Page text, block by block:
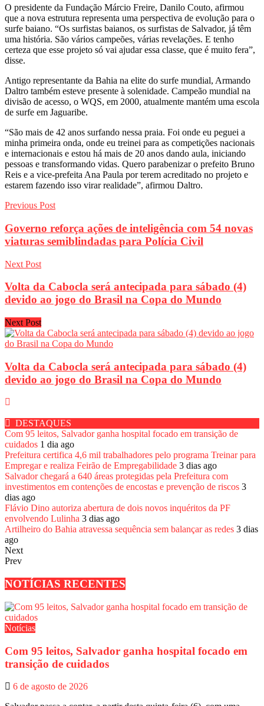
O presidente da Fundação Márcio Freire, Danilo Couto, afirmou
que a nova estrutura representa uma perspectiva de evolução para o
surfe baiano. “Os surfistas baianos, os surfistas de Salvador, já têm
uma história. São vários campeões, várias revelações. E tenho
certeza que esse projeto só vai ajudar essa classe, que é muito fera”,
disse.
Antigo representante da Bahia na elite do surfe mundial, Armando
Daltro também esteve presente à solenidade. Campeão mundial na
divisão de acesso, o WQS, em 2000, atualmente mantém uma escola
de surfe em Jaguaribe.
“São mais de 42 anos surfando nessa praia. Foi onde eu peguei a
minha primeira onda, onde eu treinei para as competições nacionais
e internacionais e estou há mais de 20 anos dando aula, iniciando
pessoas e transformando vidas. Quero parabenizar o prefeito Bruno
Reis e a vice-prefeita Ana Paula por terem acreditado no projeto e
estarem fazendo isso virar realidade”, afirmou Daltro.
Previous Post
Governo reforça ações de inteligência com 54 novas
viaturas semiblindadas para Polícia Civil
Next Post
Volta da Cabocla será antecipada para sábado (4)
devido ao jogo do Brasil na Copa do Mundo
Next Post
Volta da Cabocla será antecipada para sábado (4)
devido ao jogo do Brasil na Copa do Mundo
DESTAQUES
Com 95 leitos, Salvador ganha hospital focado em transição de
cuidados 1 dia ago
Prefeitura certifica 4,6 mil trabalhadores pelo programa Treinar para
Empregar e realiza Feirão de Empregabilidade 3 dias ago
Salvador chegará a 640 áreas protegidas pela Prefeitura com
investimentos em contenções de encostas e prevenção de riscos 3
dias ago
Flávio Dino autoriza abertura de dois novos inquéritos da PF
envolvendo Lulinha 3 dias ago
Artilheiro do Bahia atravessa sequência sem balançar as redes 3 dias
ago
Next
Prev
NOTÍCIAS RECENTES
Notícias
Com 95 leitos, Salvador ganha hospital focado em
transição de cuidados
6 de agosto de 2026